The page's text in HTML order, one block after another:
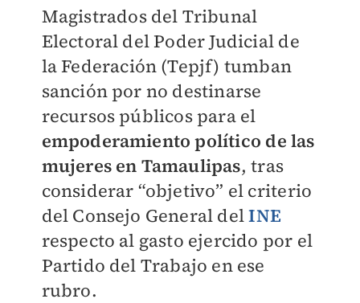
Magistrados del Tribunal
Electoral del Poder Judicial de
la Federación (Tepjf) tumban
sanción por no destinarse
recursos públicos para el
empoderamiento político de las
mujeres en Tamaulipas, tras
considerar “objetivo” el criterio
del Consejo General delINE
respecto al gasto ejercido por el
Partido del Trabajo en ese
rubro.